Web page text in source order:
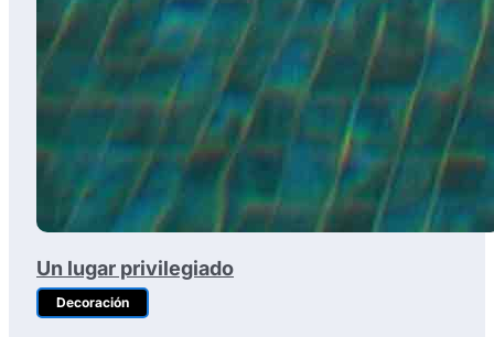
Un lugar privilegiado
Decoración